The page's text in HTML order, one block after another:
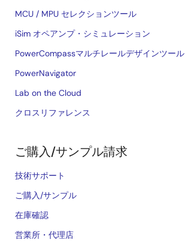
MCU / MPU セレクションツール
iSim オペアンプ・シミュレーション
PowerCompassマルチレールデザインツール
PowerNavigator
Lab on the Cloud
クロスリファレンス
ご購入/サンプル請求
技術サポート
ご購入/サンプル
在庫確認
営業所・代理店